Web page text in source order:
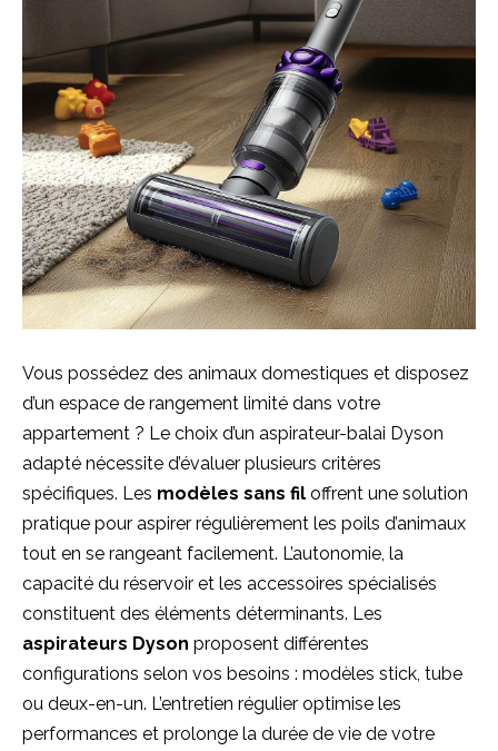
Vous possédez des animaux domestiques et disposez
d’un espace de rangement limité dans votre
appartement ? Le choix d’un aspirateur-balai Dyson
adapté nécessite d’évaluer plusieurs critères
spécifiques. Les modèles sans fil offrent une solution
pratique pour aspirer régulièrement les poils d’animaux
tout en se rangeant facilement. L’autonomie, la
capacité du réservoir et les accessoires spécialisés
constituent des éléments déterminants. Les
aspirateurs Dyson proposent différentes
configurations selon vos besoins : modèles stick, tube
ou deux-en-un. L’entretien régulier optimise les
performances et prolonge la durée de vie de votre